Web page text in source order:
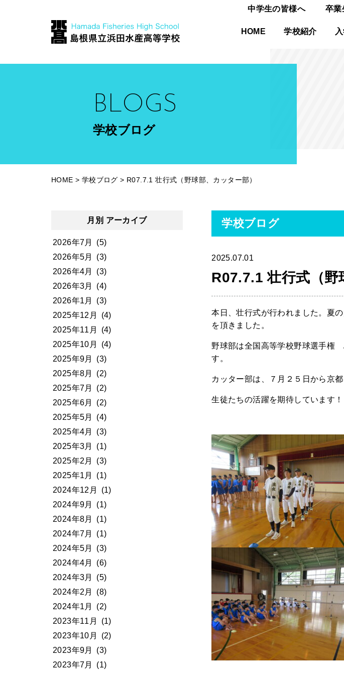
中学生の皆様へ 卒業
HOME 学校紹介
BLOGS
学校ブログ
HOME > 学校ブログ > R07.7.1 壮行式（野球部、カッター部）
月別 アーカイブ
2026年7月
(5)
2026年5月
(3)
2026年4月
(3)
2026年3月
(4)
2026年1月
(3)
2025年12月
(4)
2025年11月
(4)
2025年10月
(4)
2025年9月
(3)
2025年8月
(2)
2025年7月
(2)
2025年6月
(2)
2025年5月
(4)
2025年4月
(3)
2025年3月
(1)
2025年2月
(3)
2025年1月
(1)
2024年12月
(1)
2024年9月
(1)
2024年8月
(1)
2024年7月
(1)
2024年5月
(3)
2024年4月
(6)
2024年3月
(5)
2024年2月
(8)
2024年1月
(2)
2023年11月
(1)
2023年10月
(2)
2023年9月
(3)
2023年7月
(1)
学校ブログ
2025.07.01
R07.7.1 壮行式（野
本日、壮行式が行われました。夏
を頂きました。
野球部は全国高等学校野球選手権
す。
カッター部は、７月２５日から京
生徒たちの活躍を期待しています！